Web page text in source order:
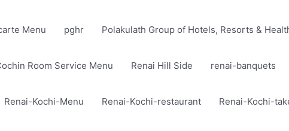
Menu pghr Polakulath Group of Hotels, Resorts &
Room Service Menu Renai Hill Side renai-banquets
Renai-Kochi-Menu Renai-Kochi-restaurant Renai-Kochi-